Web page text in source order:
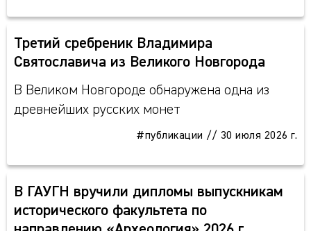
Третий сребреник Владимира
Святославича из Великого Новгорода
В Великом Новгороде обнаружена одна из
древнейших русских монет
#публикации // 30 июля 2026 г.
В ГАУГН вручили дипломы выпускникам
исторического факультета по